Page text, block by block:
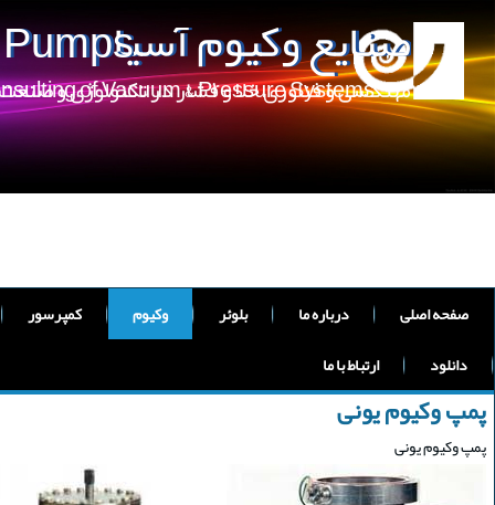
صنایع وکیوم آسیا
مهندسی و فناوری خلا و فشار در تکنولوژی و
of Vacuum & Pressure Systems
صفحه اصلی درباره ما بلوئر وکیوم
کمپرسور
دانلود
ارتباط با ما
پمپ وکیوم یونی
پمپ وکیوم یونی